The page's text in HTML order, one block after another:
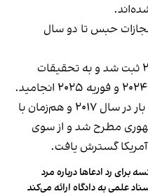
حبس تا دو سال
شکایت بریژیت مکرون در اوت ۲۰۲۴ ثبت شد و به تحقیقات
شایعه درباره جنسیت او نخستین بار در سال ۲۰۱۷ و هم‌زمان با
مطرح شد و از سوی
گسترش یافت.
برای رد ادعاها درباره مرد
علمی به دادگاه ارائه می‌کند